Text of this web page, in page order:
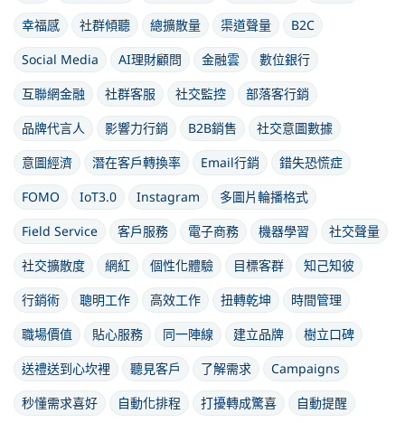
幸福感
社群傾聽 總擴散量 渠道聲量
B2C
Social Media
AI理財顧問 金融雲
數位銀行
互聯網金融
社群客服 社交監控
部落客行銷
品牌代言人
影響力行銷 B2B銷售
社交意圖數據
意圖經濟
潛在客戶轉換率 Email行銷
錯失恐慌症
FOMO
IoT3.0 Instagram
多圖片輪播格式
Field Service
客戶服務 電子商務 機器學習
社交聲量
社交擴散度
網紅 個性化體驗 目標客群
知己知彼
行銷術
聰明工作 高效工作 扭轉乾坤
時間管理
職場價值
貼心服務 同一陣線 建立品牌
樹立口碑
送禮送到心坎裡
聽見客戶 了解需求
Campaigns
秒懂需求喜好
自動化排程 打擾轉成驚喜
自動提醒